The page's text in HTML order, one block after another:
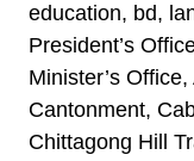
education, bd,
President’s
Minister’s
Cantonment,
Chittagong Hill